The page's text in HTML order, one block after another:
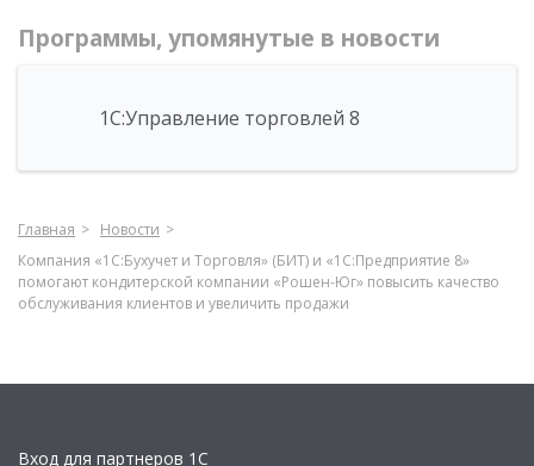
Программы, упомянутые в новости
1С:Управление торговлей 8
Главная
Новости
Компания «1С:Бухучет и Торговля» (БИТ) и «1С:Предприятие 8»
помогают кондитерской компании «Рошен-Юг» повысить качество
обслуживания клиентов и увеличить продажи
Вход для партнеров 1С